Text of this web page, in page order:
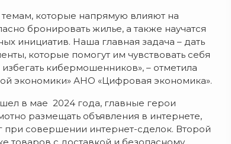
которые напрямую влияют на
бронировать жилье, а также научатся
инициатив. Наша главная задача – дать
которые помогут им чувствовать себя
кибермошенников», – отметила
экономики» АНО «Цифровая экономика».
в мае 2024 года, главные герои
размещать объявления в интернете,
совершении интернет-сделок. Второй